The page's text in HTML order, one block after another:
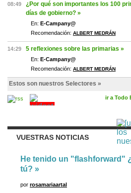
08:49
¿Por qué son importantes los 100
días de gobierno? »
En: E-Campany@
Recomendación: ALBERT MEDRÁN
14:29 5 reflexiones sobre las primarias »
En: E-Campany@
Recomendación: ALBERT MEDRÁN
Estos son nuestros Selectores »
ir a Todo
VUESTRAS NOTICIAS
He tenido un "flashforward"
tú? »
por rosamariaartal